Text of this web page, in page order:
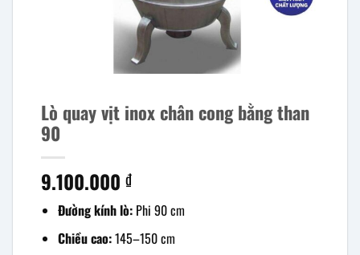
Lò quay vịt inox chân cong bằng than
90
9.100.000 ₫
Đường kính lò:Phi 90 cm
Chiều cao:145–150 cm